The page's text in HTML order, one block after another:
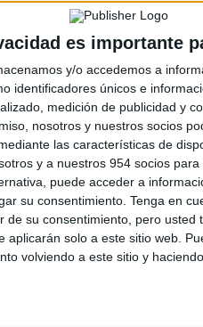
es importante
y/o accedemos a
identificadores únicos e
medición de publicidad y
nosotros y nuestros socios
las características de
y a nuestros 954 socios
puede acceder a
su consentimiento. Tenga en
de su consentimiento, pero usted
aplicarán solo a este sitio web.
volviendo a este sitio y